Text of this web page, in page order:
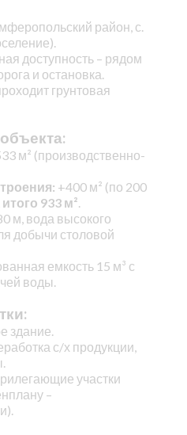
район, с.
доступность – рядом
и остановка.
грунтовая
м² (производственно-
+400 м² (по 200
итого 933 м².
м, вода высокого
добычи столовой
емкость 15 м³ с
воды.
здание.
с/х продукции,
участки
–